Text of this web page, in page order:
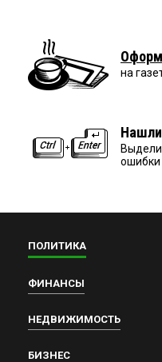
на
ошибки
ПОЛИТИКА
ФИНАНСЫ
НЕДВИЖИМОСТЬ
БИЗНЕС